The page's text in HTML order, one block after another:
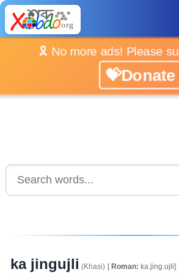
🎗️ No more ads! Please
💝Donate
ka jingujli (Khasi) [Roman: ka.jing.ujli]